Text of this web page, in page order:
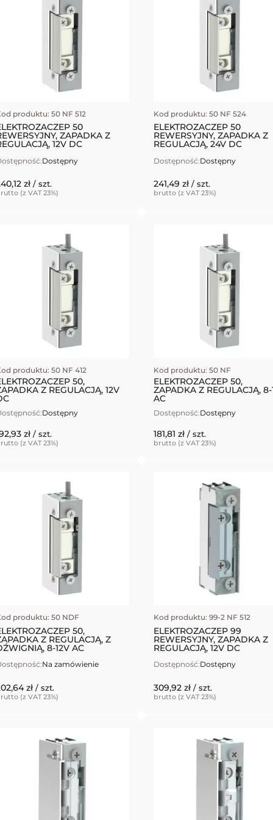
produktu: 50 NF 512
50
ZAPADKA Z
12V DC
Dostępny
zł / szt.
(z VAT 23%)
Kod produktu: 50 NF 524
ELEKTROZACZEP 50
REWERSYJNY, ZAPADKA Z
REGULACJĄ, 24V DC
Dostępność:Dostępny
241,49 zł / szt.
brutto (z VAT 23%)
produktu: 50 NF 412
50,
Z REGULACJĄ, 12V
Dostępny
zł / szt.
(z VAT 23%)
Kod produktu: 50 NF
ELEKTROZACZEP 50,
ZAPADKA Z REGULACJĄ, 8-
AC
Dostępność:Dostępny
181,81 zł / szt.
brutto (z VAT 23%)
produktu: 50 NDF
50,
Z REGULACJĄ, Z
8-12V AC
Na zamówienie
zł / szt.
(z VAT 23%)
Kod produktu: 99-2 NF 512
ELEKTROZACZEP 99
REWERSYJNY, ZAPADKA Z
REGULACJĄ, 12V DC
Dostępność:Dostępny
309,92 zł / szt.
brutto (z VAT 23%)